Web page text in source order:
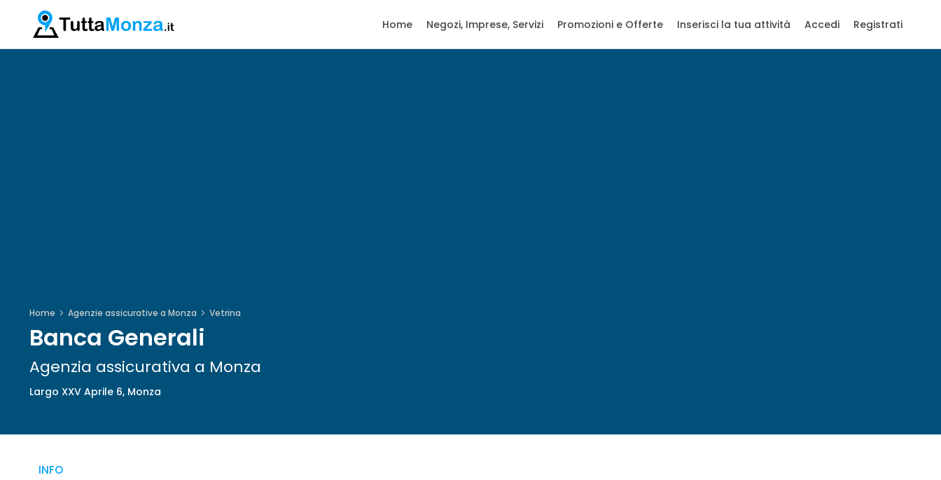
Home Negozi, Imprese, Servizi Promozioni e Offerte Inserisci la tua attività Accedi Registrati
Home Agenzie assicurative a Monza Vetrina
Banca Generali
Agenzia assicurativa a Monza
Largo XXV Aprile 6, Monza
INFO